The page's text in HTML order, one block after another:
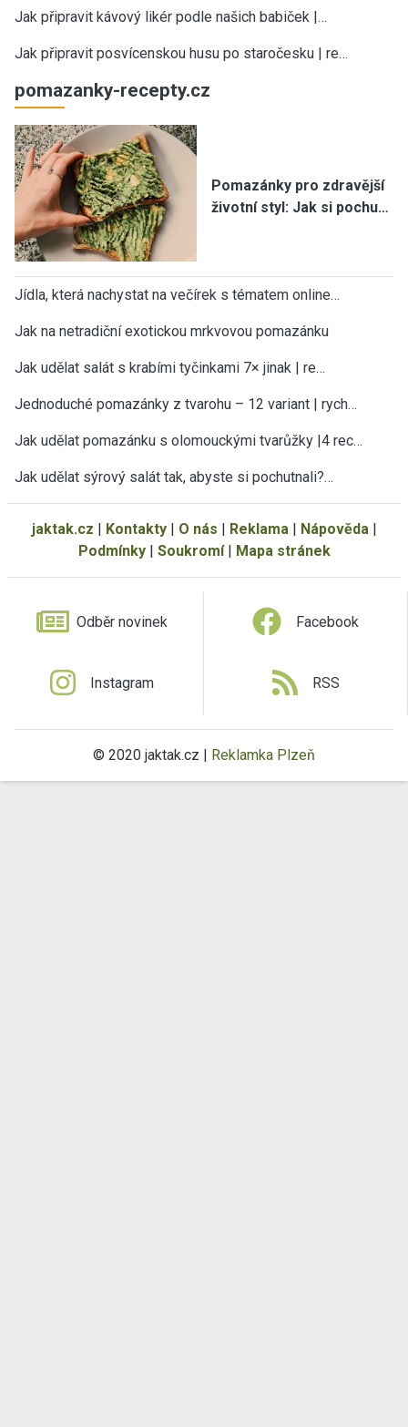
Jak připravit kávový likér podle našich babiček |…
Jak připravit posvícenskou husu po staročesku | re…
pomazanky-recepty.cz
Pomazánky pro zdravější
životní styl: Jak si pochu…
Jídla, která nachystat na večírek s tématem online…
Jak na netradiční exotickou mrkvovou pomazánku
Jak udělat salát s krabími tyčinkami 7× jinak | re…
Jednoduché pomazánky z tvarohu – 12 variant | rych…
Jak udělat pomazánku s olomouckými tvarůžky |4 rec…
Jak udělat sýrový salát tak, abyste si pochutnali?…
jaktak.cz | Kontakty| O nás | Reklama| Nápověda|
Podmínky| Soukromí| Mapa stránek
Odběr novinek Facebook
Instagram RSS
© 2020 jaktak.cz | Reklamka Plzeň